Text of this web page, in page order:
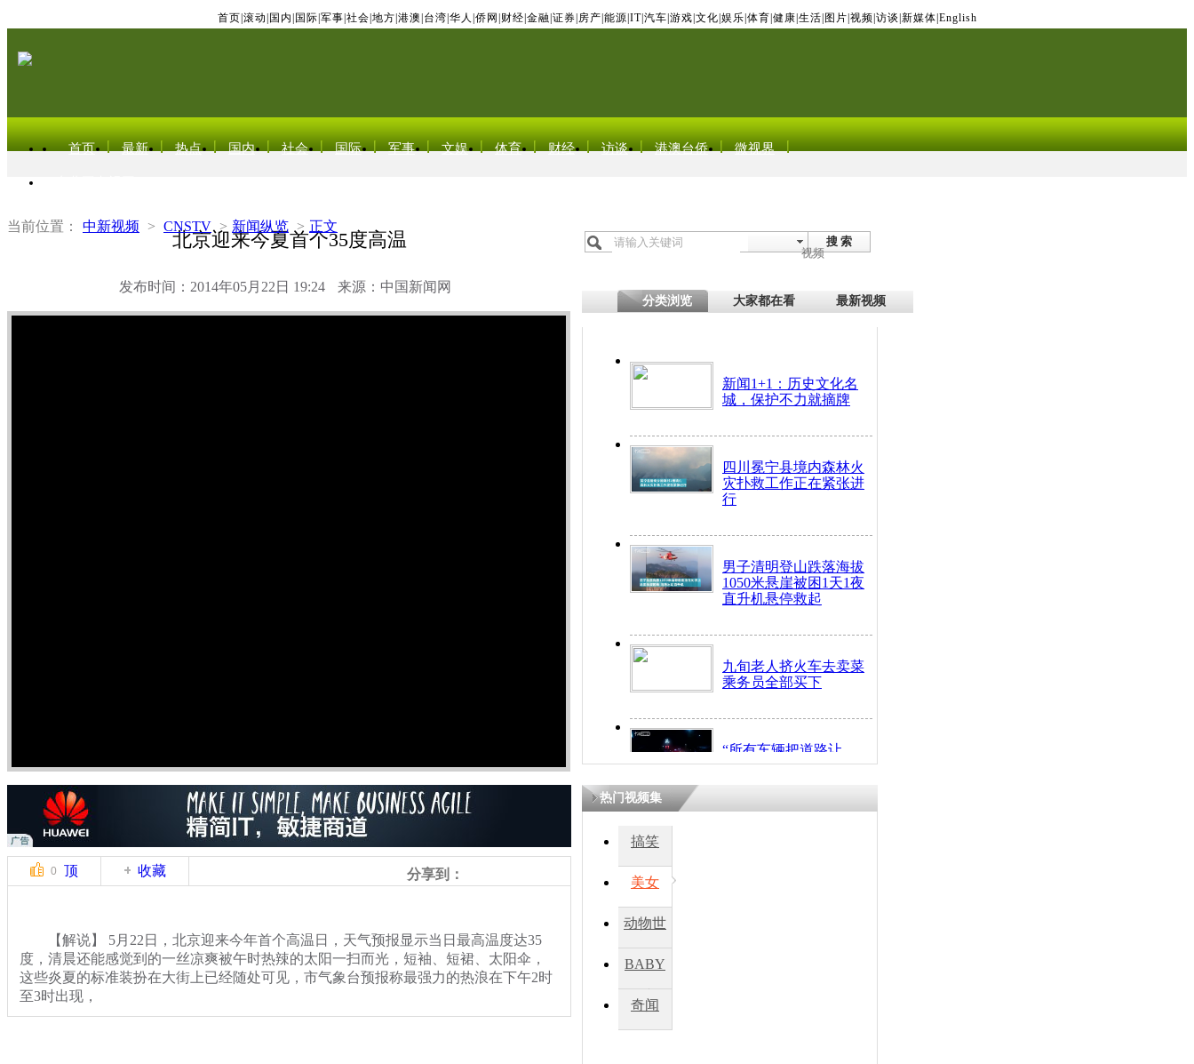
首页 滚动 国内 国际 军事 社会 地方 港澳 台湾 华人 侨网 财经 金融 证券 房产 能源 IT| 汽车 游戏 文化 娱乐 体育 健康 生活 图片 视频 访谈 新媒体 English
首页 最新 热点 国内 社会 国际 军事 文娱 体育 财经 访谈 港澳台侨 微视界
当前位置： 中新视频 > CNSTV > 新闻纵览 > 正文
北京迎来今夏首个35度高温
发布时间：2014年05月22日 19:24 来源：中国新闻网
搜 索
视频
分类浏览 大家都在看 最新视频
新闻1+1：历史文化名
城，保护不力就摘牌
四川冕宁县境内森林火
灾扑救工作正在紧张进
行
男子清明登山跌落海拔
1050米悬崖被困1天1夜
直升机悬停救起
九旬老人挤火车去卖菜
乘务员全部买下
“所有车辆把道路让
开！”儿童突发疾病交
0 顶 收藏 分享到：
【解说】 5月22日，北京迎来今年首个高温日，天气预报显示当日最高温度达35
度，清晨还能感觉到的一丝凉爽被午时热辣的太阳一扫而光，短袖、短裙、太阳伞，
这些炎夏的标准装扮在大街上已经随处可见，市气象台预报称最强力的热浪在下午2时
至3时出现，
热门视频集
搞笑
美女
动物世
BABY
秀
奇闻